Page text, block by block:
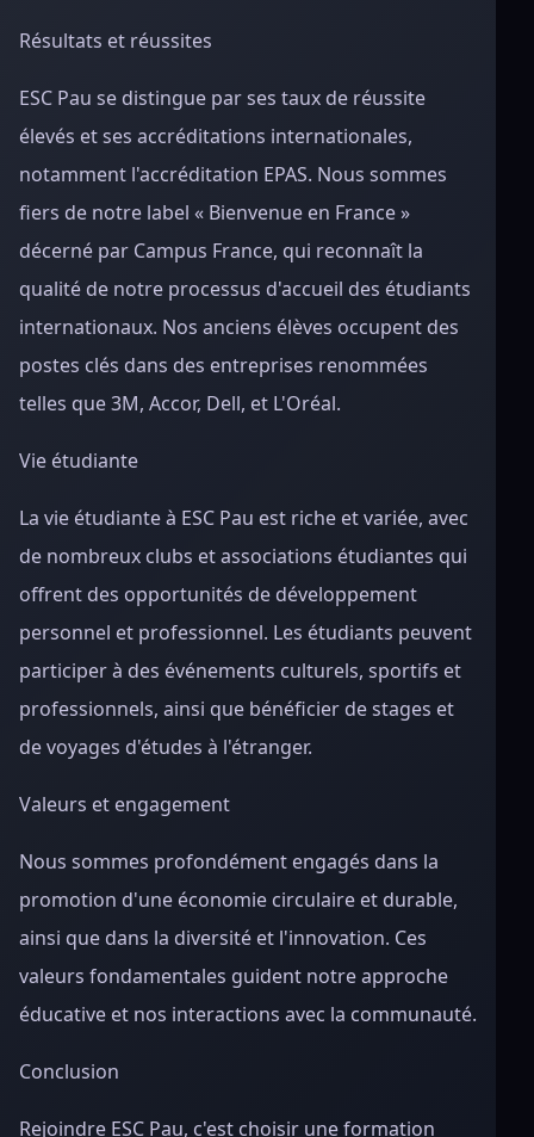
Résultats et réussites
ESC Pau se distingue par ses taux de réussite
élevés et ses accréditations internationales,
notamment l'accréditation EPAS. Nous sommes
fiers de notre label « Bienvenue en France »
décerné par Campus France, qui reconnaît la
qualité de notre processus d'accueil des étudiants
internationaux. Nos anciens élèves occupent des
postes clés dans des entreprises renommées
telles que 3M, Accor, Dell, et L'Oréal.
Vie étudiante
La vie étudiante à ESC Pau est riche et variée, avec
de nombreux clubs et associations étudiantes qui
offrent des opportunités de développement
personnel et professionnel. Les étudiants peuvent
participer à des événements culturels, sportifs et
professionnels, ainsi que bénéficier de stages et
de voyages d'études à l'étranger.
Valeurs et engagement
Nous sommes profondément engagés dans la
promotion d'une économie circulaire et durable,
ainsi que dans la diversité et l'innovation. Ces
valeurs fondamentales guident notre approche
éducative et nos interactions avec la communauté.
Conclusion
Rejoindre ESC Pau, c'est choisir une formation